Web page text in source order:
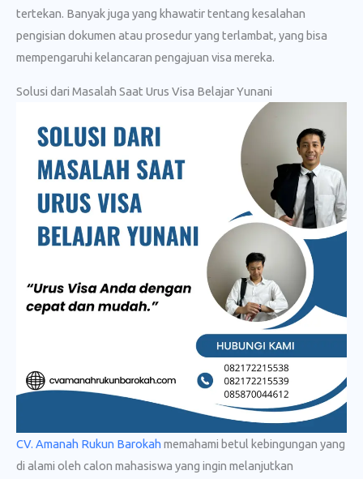
tertekan. Banyak juga yang khawatir tentang kesalahan
pengisian dokumen atau prosedur yang terlambat, yang bisa
mempengaruhi kelancaran pengajuan visa mereka.
Solusi dari Masalah Saat Urus Visa Belajar Yunani
CV. Amanah Rukun Barokah memahami betul kebingungan yang
di alami oleh calon mahasiswa yang ingin melanjutkan